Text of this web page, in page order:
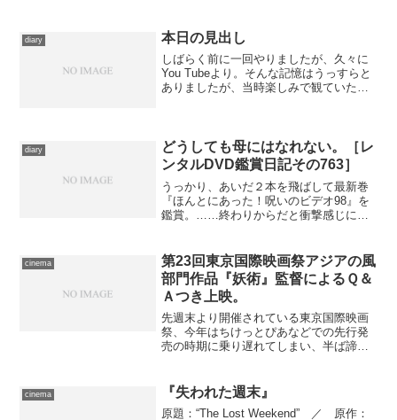
編集：デレク・...
diary 本日の見出し
しばらく前に一回やりましたが、久々に
You Tubeより。そんな記憶はうっすらと
ありましたが、当時楽しみで観ていた
あまり引用。短縮版...
diary
どうしても母にはなれない。［レ
ンタルDVD鑑賞日記その763］
うっかり、あいだ２本を飛ばして最新巻
『ほんとにあった！呪いのビデオ98』を
鑑賞。……終わりからだと衝撃感じにく
cinema
第23回東京国際映画祭アジアの風
部門作品『妖術』監督によるＱ＆
Ａつき上映。
先週末より開催されている東京国際映画
祭、今年はちけっとぴあなどでの先行発
売の時期に乗り遅れてしまい、半ば諦め
を１本ぐらい拾って来よう、と出かけて
きました。この引換券、前...
cinema 『失われた週末』
原題：“The Lost Weekend” ／ 原作：